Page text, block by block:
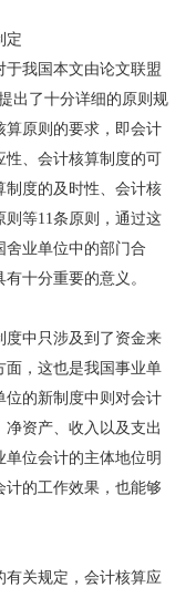
定
我国本文由论文联盟
出了十分详细的原则规
算原则的要求，即会计
、会计核算制度的可
制度的及时性、会计核
等11条原则，通过这
舍业单位中的部门合
十分重要的意义。
中只涉及到了资金来
面，这也是我国事业单
位的新制度中则对会计
资产、收入以及支出
位会计的主体地位明
计的工作效果，也能够
关规定，会计核算应